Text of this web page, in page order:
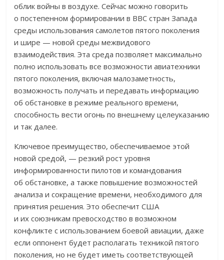
облик войны в воздухе. Сейчас можно говорить
о постепенном формировании в ВВС стран Запада
среды использования самолетов пятого поколения
и шире — новой среды межвидового
взаимодействия. Эта среда позволяет максимально
полно использовать все возможности авиатехники
пятого поколения, включая малозаметность,
возможность получать и передавать информацию
об обстановке в режиме реального времени,
способность вести огонь по внешнему целеуказанию
и так далее.
Ключевое преимущество, обеспечиваемое этой
новой средой, — резкий рост уровня
информированности пилотов и командования
об обстановке, а также повышение возможностей
анализа и сокращение времени, необходимого для
принятия решения. Это обеспечит США
и их союзникам превосходство в возможном
конфликте с использованием боевой авиации, даже
если оппонент будет располагать техникой пятого
поколения, но не будет иметь соответствующей